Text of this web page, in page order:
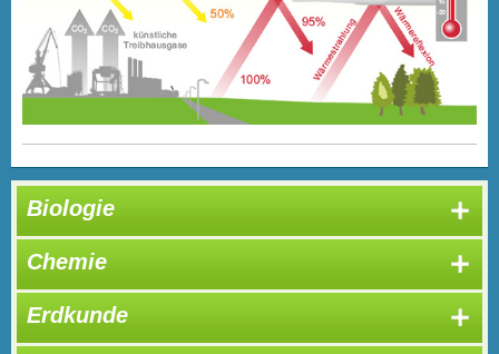
Biologie
Chemie
Erdkunde